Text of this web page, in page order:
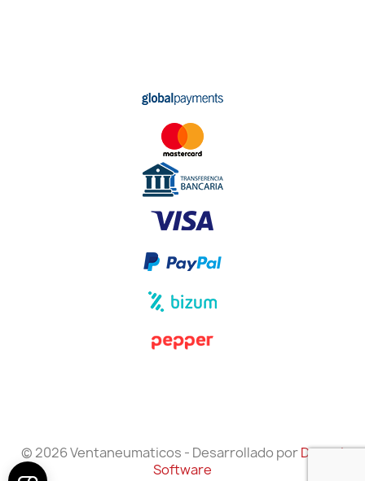
© 2026 Ventaneumaticos - Desarrollado porDanzai
Software